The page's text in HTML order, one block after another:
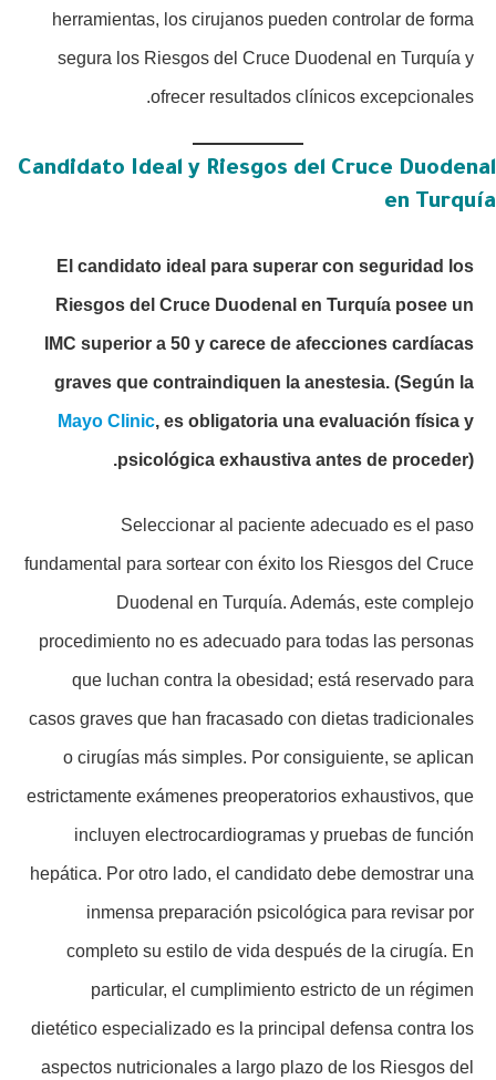
herramientas, los cirujanos pueden controlar de forma
segura los Riesgos del Cruce Duodenal en Turquía y
ofrecer resultados clínicos excepcionales.
Candidato Ideal y Riesgos del Cruce Duodenal
en Turquía
El candidato ideal para superar con seguridad los
Riesgos del Cruce Duodenal en Turquía posee un
IMC superior a 50 y carece de afecciones cardíacas
graves que contraindiquen la anestesia. (Según la
Mayo Clinic, es obligatoria una evaluación física y
psicológica exhaustiva antes de proceder).
Seleccionar al paciente adecuado es el paso
fundamental para sortear con éxito los Riesgos del Cruce
Duodenal en Turquía. Además, este complejo
procedimiento no es adecuado para todas las personas
que luchan contra la obesidad; está reservado para
casos graves que han fracasado con dietas tradicionales
o cirugías más simples. Por consiguiente, se aplican
estrictamente exámenes preoperatorios exhaustivos, que
incluyen electrocardiogramas y pruebas de función
hepática. Por otro lado, el candidato debe demostrar una
inmensa preparación psicológica para revisar por
completo su estilo de vida después de la cirugía. En
particular, el cumplimiento estricto de un régimen
dietético especializado es la principal defensa contra los
aspectos nutricionales a largo plazo de los Riesgos del